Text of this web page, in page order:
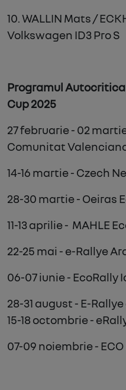
10. WALLIN Mats /
Volkswagen ID3 Pro S
Programul Autocritica
Cup 2025
27februarie- 02
Comunitat
14-16 martie - Czech
28-30 martie - Oeiras
11-13aprilie - MAHLE
22-25 mai - e-Rallye
06-07iunie - EcoRally
28-31 august - E-
15-18 octombrie -
07-09 noiembrie -